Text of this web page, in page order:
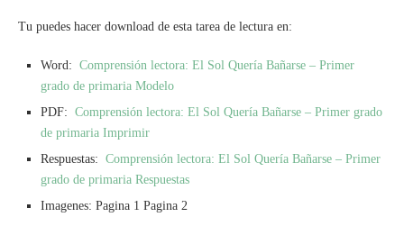
Tu puedes hacer download de esta tarea de lectura en:
Word: Comprensión lectora: El Sol Quería Bañarse – Primer
grado de primaria Modelo
PDF: Comprensión lectora: El Sol Quería Bañarse – Primer grado
de primaria Imprimir
Respuestas: Comprensión lectora: El Sol Quería Bañarse – Primer
grado de primaria Respuestas
Imagenes: Pagina 1 Pagina 2